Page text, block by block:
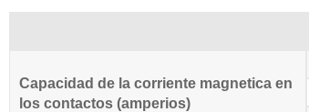
Capacidad de la corriente magnetica en
los contactos (amperios)